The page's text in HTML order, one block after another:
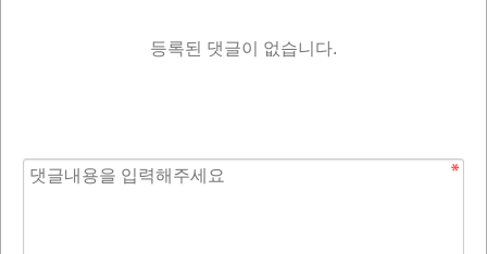
등록된 댓글이 없습니다.